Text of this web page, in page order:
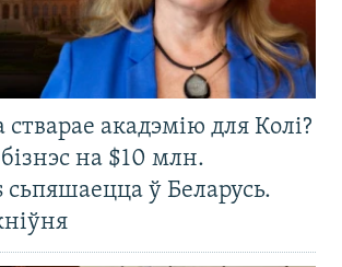
акадэмію для Колі?
на $10 млн.
ў Беларусь.